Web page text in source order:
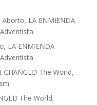
LA ENMIENDA
LA ENMIENDA
CHANGED The World,
The World,